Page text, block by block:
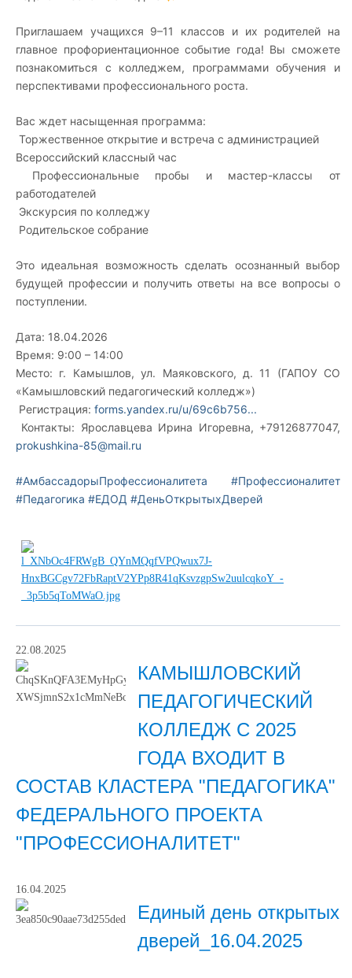
Приглашаем учащихся 9–11 классов и их родителей на
главное профориентационное событие года! Вы сможете
познакомиться с колледжем, программами обучения и
перспективами профессионального роста.
Вас ждет насыщенная программа:
Торжественное открытие и встреча с администрацией
Всероссийский классный час
Профессиональные пробы и мастер-классы от
работодателей
Экскурсия по колледжу
Родительское собрание
Это идеальная возможность сделать осознанный выбор
будущей профессии и получить ответы на все вопросы о
поступлении.
Дата: 18.04.2026
Время: 9:00 – 14:00
Место: г. Камышлов, ул. Маяковского, д. 11 (ГАПОУ СО
«Камышловский педагогический колледж»)
Регистрация: forms.yandex.ru/u/69c6b756...
Контакты: Ярославцева Ирина Игоревна, +79126877047,
prokushkina-85@mail.ru
#АмбассадорыПрофессионалитета
#Профессионалитет
#Педагогика #ЕДОД #ДеньОткрытыхДверей
22.08.2025
КАМЫШЛОВСКИЙ
ПЕДАГОГИЧЕСКИЙ
КОЛЛЕДЖ С 2025
ГОДА ВХОДИТ В
СОСТАВ КЛАСТЕРА "ПЕДАГОГИКА"
ФЕДЕРАЛЬНОГО ПРОЕКТА
"ПРОФЕССИОНАЛИТЕТ"
16.04.2025
Единый день открытых
дверей_16.04.2025